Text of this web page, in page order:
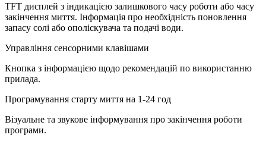
TFT дисплей з індикацією залишкового часу роботи або часу
закінчення миття. Інформація про необхідність поновлення
запасу солі або ополіскувача та подачі води.
Управління сенсорними клавішами
Кнопка з інформацією щодо рекомендацій по використанню
прилада.
Програмування старту миття на 1-24 год
Візуальне та звукове інформування про закінчення роботи
програми.